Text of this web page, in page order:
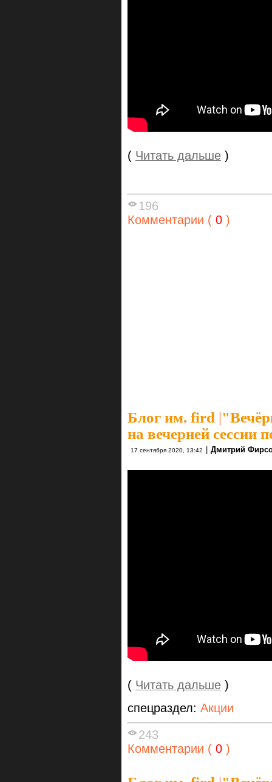
( Читать дальше )
196
Комментарии ( 0 )
Блог им. fird |
на вечерней сессии
17 сентября 2020, 13:42 | Дмитрий
( Читать дальше )
спецраздел: Акции
243
Комментарии ( 0 )